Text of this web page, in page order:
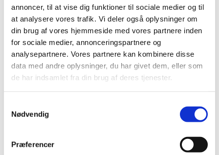
annoncer, til at vise dig funktioner til sociale medier og til
at analysere vores trafik. Vi deler også oplysninger om
din brug af vores hjemmeside med vores partnere inden
for sociale medier, annonceringspartnere og
analysepartnere. Vores partnere kan kombinere disse
data med andre oplysninger, du har givet dem, eller som
de har indsamlet fra din brug af deres tjenester.
Nødvendig
Præferencer
GTIN / EAN 5713188468429
Indvendig diameter (mm) 80,00
Udvendig diameter (mm)
Bredde (mm) 33,00
Tætningstype Åben
Slør